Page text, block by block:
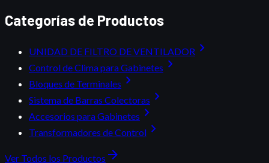
Categorías de Productos
UNIDAD DE FILTRO DE VENTILADOR chevron_right
Control de Clima para Gabinetes chevron_right
Bloques de Terminales chevron_right
Sistema de Barras Colectoras chevron_right
Accesorios para Gabinetes chevron_right
Transformadores de Control chevron_right
Ver Todos los Productos arrow_forward